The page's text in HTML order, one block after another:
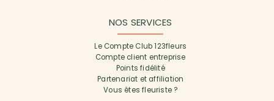
NOS SERVICES
Le Compte Club 123fleurs
Compte client entreprise
Points fidélité
Partenariat et affiliation
Vous êtes fleuriste ?